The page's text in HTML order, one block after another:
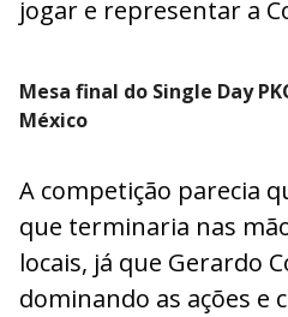
jogar e representar a
Mesa final do Single Day
México
A competição parecia
que terminaria nas
locais, já que Gerardo
dominando as ações e